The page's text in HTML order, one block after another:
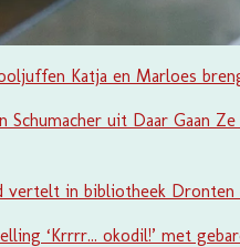
Katja en Marloes
Schumacher uit Daar Gaan
vertelt in bibliotheek Dronten
‘Krrrr... okodil!’ met